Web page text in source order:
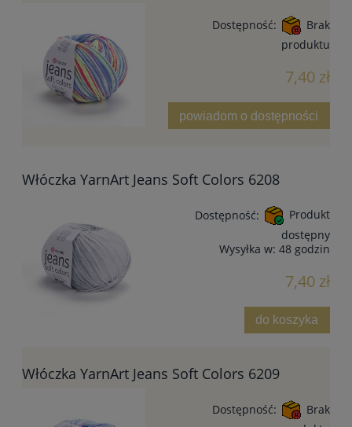
Dostępność:
Brak
produktu
7,40 zł
powiadom o dostępności
Włóczka YarnArt Jeans Soft Colors 6208
Dostępność:
Produkt
dostępny
Wysyłka w: 48 godzin
7,40 zł
do koszyka
Włóczka YarnArt Jeans Soft Colors 6209
Dostępność:
Brak